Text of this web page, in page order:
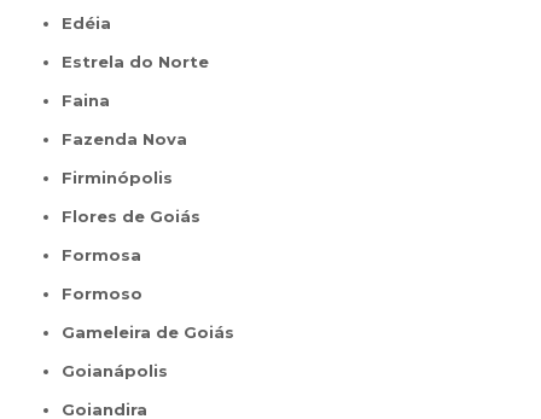
Edéia
Estrela do Norte
Faina
Fazenda Nova
Firminópolis
Flores de Goiás
Formosa
Formoso
Gameleira de Goiás
Goianápolis
Goiandira